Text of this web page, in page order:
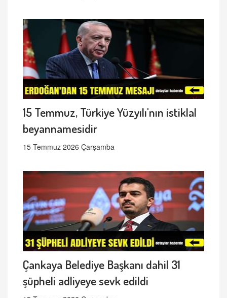
15 Temmuz, Türkiye Yüzyılı'nın istiklal
beyannamesidir
15 Temmuz 2026 Çarşamba
Çankaya Belediye Başkanı dahil 31
şüpheli adliyeye sevk edildi